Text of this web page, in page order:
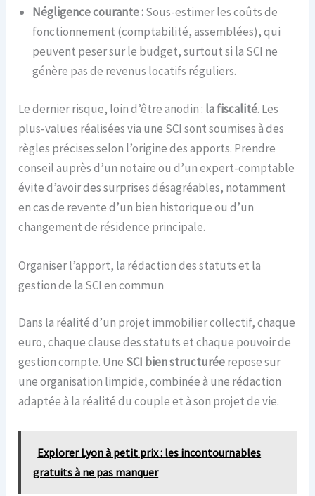
Négligence courante :Sous-estimer les coûts de
fonctionnement (comptabilité, assemblées), qui
peuvent peser sur le budget, surtout si la SCI ne
génère pas de revenus locatifs réguliers.
Le dernier risque, loin d’être anodin : la fiscalité. Les
plus-values réalisées via une SCI sont soumises à des
règles précises selon l’origine des apports. Prendre
conseil auprès d’un notaire ou d’un expert-comptable
évite d’avoir des surprises désagréables, notamment
en cas de revente d’un bien historique ou d’un
changement de résidence principale.
Organiser l’apport, la rédaction des statuts et la
gestion de la SCI en commun
Dans la réalité d’un projet immobilier collectif, chaque
euro, chaque clause des statuts et chaque pouvoir de
gestion compte. Une SCI bien structuréerepose sur
une organisation limpide, combinée à une rédaction
adaptée à la réalité du couple et à son projet de vie.
Explorer Lyon à petit prix : les incontournables
gratuits à ne pas manquer